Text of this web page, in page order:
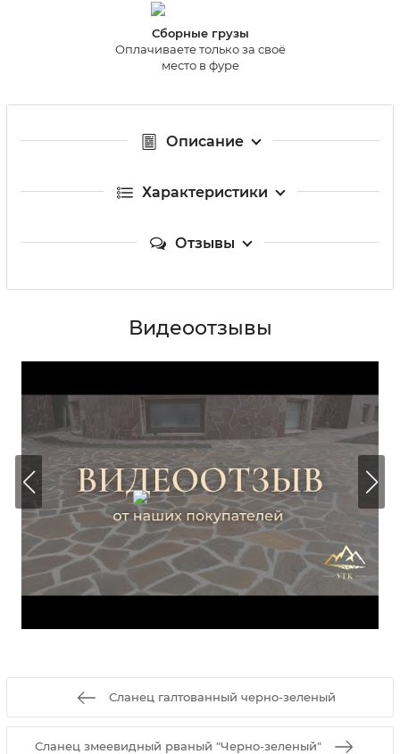
Сборные грузы
Оплачиваете только за своё
место в фуре
Описание
Характеристики
Отзывы
Видеоотзывы
Сланец галтованный черно-зеленый
Сланец змеевидный рваный "Черно-зеленый"